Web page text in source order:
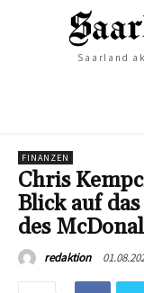
Saarland
FINANZEN
Chris
Blick auf
des
redaktion